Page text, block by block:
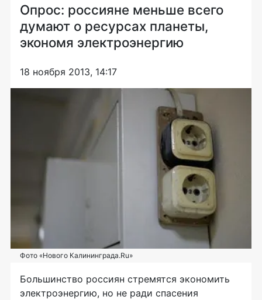
Опрос: россияне меньше всего
думают о ресурсах планеты,
экономя электроэнергию
18 ноября 2013, 14:17
Фото «Нового Калининграда.Ru»
Большинство россиян стремятся экономить
электроэнергию, но не ради спасения